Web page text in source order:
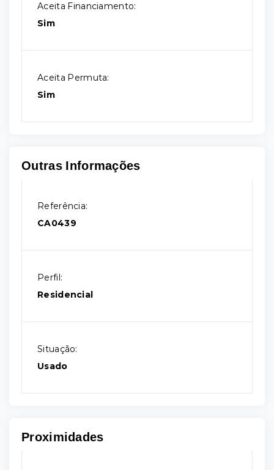
Aceita Financiamento:
Sim
Aceita Permuta:
Sim
Outras Informações
Referência:
CA0439
Perfil:
Residencial
Situação:
Usado
Proximidades